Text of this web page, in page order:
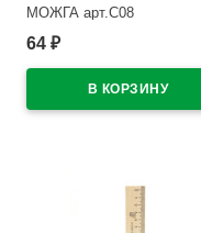
МОЖГА арт.С08
В наличии
64 ₽